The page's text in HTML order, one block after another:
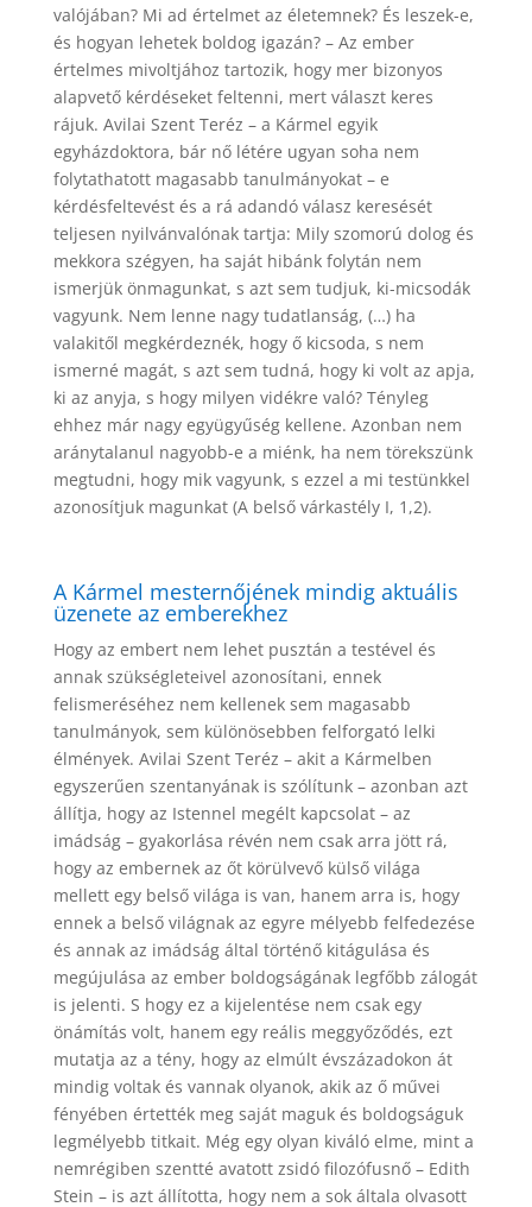
valójában? Mi ad értelmet az életemnek? És leszek-e,
és hogyan lehetek boldog igazán? – Az ember
értelmes mivoltjához tartozik, hogy mer bizonyos
alapvető kérdéseket feltenni, mert választ keres
rájuk. Avilai Szent Teréz – a Kármel egyik
egyházdoktora, bár nő létére ugyan soha nem
folytathatott magasabb tanulmányokat – e
kérdésfeltevést és a rá adandó válasz keresését
teljesen nyilvánvalónak tartja: Mily szomorú dolog és
mekkora szégyen, ha saját hibánk folytán nem
ismerjük önmagunkat, s azt sem tudjuk, ki-micsodák
vagyunk. Nem lenne nagy tudatlanság, (…) ha
valakitől megkérdeznék, hogy ő kicsoda, s nem
ismerné magát, s azt sem tudná, hogy ki volt az apja,
ki az anyja, s hogy milyen vidékre való? Tényleg
ehhez már nagy együgyűség kellene. Azonban nem
aránytalanul nagyobb-e a miénk, ha nem törekszünk
megtudni, hogy mik vagyunk, s ezzel a mi testünkkel
azonosítjuk magunkat (A belső várkastély I, 1,2).
A Kármel mesternőjének mindig aktuális
üzenete az emberekhez
Hogy az embert nem lehet pusztán a testével és
annak szükségleteivel azonosítani, ennek
felismeréséhez nem kellenek sem magasabb
tanulmányok, sem különösebben felforgató lelki
élmények. Avilai Szent Teréz – akit a Kármelben
egyszerűen szentanyának is szólítunk – azonban azt
állítja, hogy az Istennel megélt kapcsolat – az
imádság – gyakorlása révén nem csak arra jött rá,
hogy az embernek az őt körülvevő külső világa
mellett egy belső világa is van, hanem arra is, hogy
ennek a belső világnak az egyre mélyebb felfedezése
és annak az imádság által történő kitágulása és
megújulása az ember boldogságának legfőbb zálogát
is jelenti. S hogy ez a kijelentése nem csak egy
önámítás volt, hanem egy reális meggyőződés, ezt
mutatja az a tény, hogy az elmúlt évszázadokon át
mindig voltak és vannak olyanok, akik az ő művei
fényében értették meg saját maguk és boldogságuk
legmélyebb titkait. Még egy olyan kiváló elme, mint a
nemrégiben szentté avatott zsidó filozófusnő – Edith
Stein – is azt állította, hogy nem a sok általa olvasott